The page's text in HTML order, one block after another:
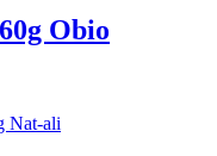
Obio